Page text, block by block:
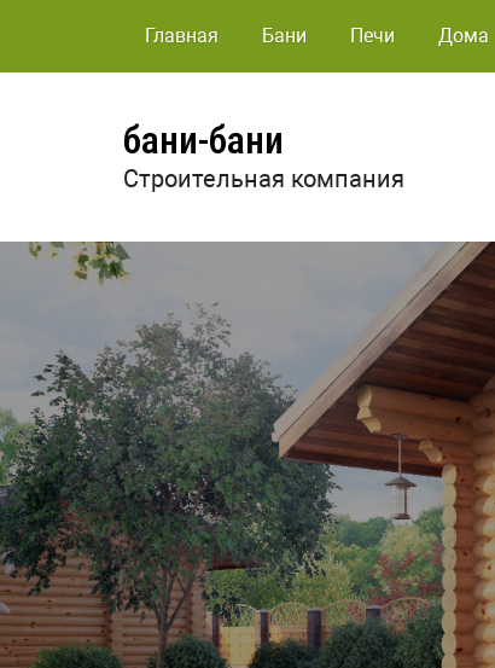
Главная Бани Печи Дома
бани-бани
Строительная компания